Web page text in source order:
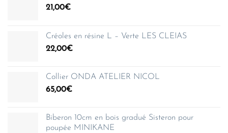
21,00€
Créoles en résine L – Verte LES CLEIAS
22,00€
Collier ONDA ATELIER NICOL
65,00€
Biberon 10cm en bois gradué Sisteron pour
poupée MINIKANE